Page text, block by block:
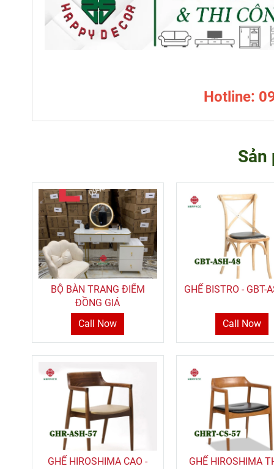
Hotline:
Sản
BỘ BÀN TRANG ĐIỂM
ĐỒNG GIÁ
Call Now
GHẾ BISTRO - GBT-
Call Now
GHẾ HIROSHIMA CAO -
GHẾ HIROSHIMA